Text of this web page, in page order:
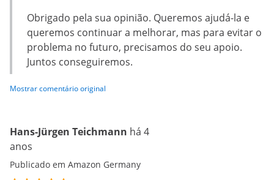
Obrigado pela sua opinião. Queremos ajudá-la e
queremos continuar a melhorar, mas para evitar o
problema no futuro, precisamos do seu apoio.
Juntos conseguiremos.
Mostrar comentário original
Hans-Jürgen Teichmann há 4
anos
Publicado em Amazon Germany